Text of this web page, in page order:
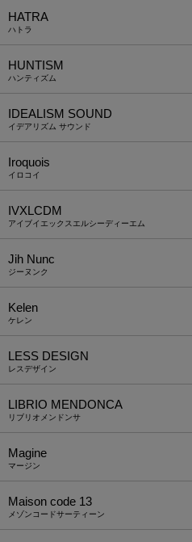
HATRA
ハトラ
HUNTISM
ハンティズム
IDEALISM SOUND
イデアリズム サウンド
Iroquois
イロコイ
IVXLCDM
アイブイエックスエルシーディーエム
Jih Nunc
ジーヌンク
Kelen
ケレン
LESS DESIGN
レスデザイン
LIBRIO MENDONCA
リブリオメンドンサ
Magine
マージン
Maison code 13
メゾンコードサーティーン